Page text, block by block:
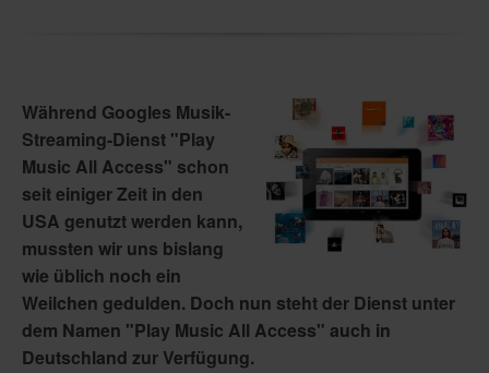
Während Googles Musik-
Streaming-Dienst "Play
Music All Access" schon
seit einiger Zeit in den
USA genutzt werden kann,
mussten wir uns bislang
wie üblich noch ein
Weilchen gedulden. Doch nun steht der Dienst unter
dem Namen "Play Music All Access" auch in
Deutschland zur Verfügung.